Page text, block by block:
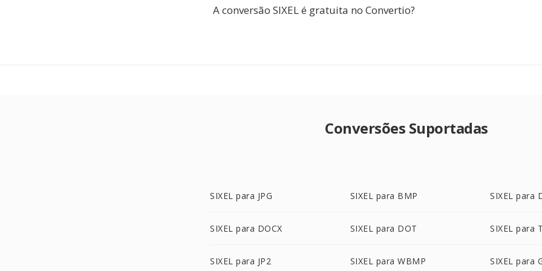
A conversão SIXEL é gratuita no Convertio?
Conversões Suportadas
SIXEL para JPG SIXEL para BMP SIXEL para
SIXEL para DOCX SIXEL para DOT SIXEL para
SIXEL para JP2 SIXEL para WBMP SIXEL para